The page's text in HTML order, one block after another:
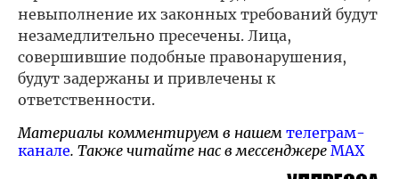
невыполнение их законных требований будут
незамедлительно пресечены. Лица,
совершившие подобные правонарушения,
будут задержаны и привлечены к
ответственности.
Материалы комментируем в нашем телеграм-
канале. Также читайте нас в мессенджере MAX